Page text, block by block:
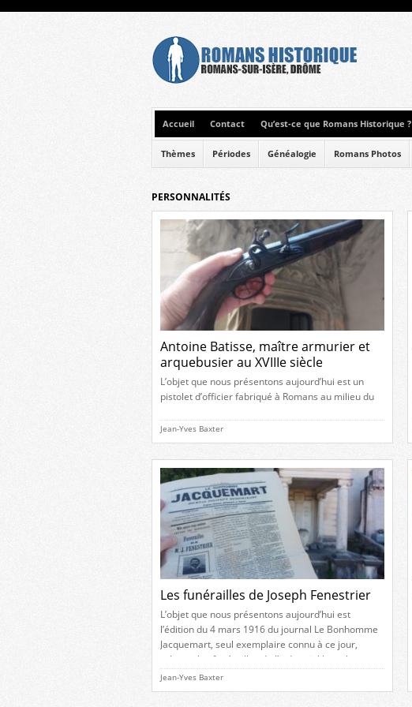
Accueil Contact Qu’est-ce que Romans Historique ?
Thèmes Périodes Généalogie Romans Photos
PERSONNALITÉS
Antoine Batisse, maître armurier et
arquebusier au XVIIIe siècle
L’objet que nous présentons aujourd’hui est un
pistolet d’officier fabriqué à Romans au milieu du
arme de cette époque provenant de notre ville.
Une signature romanaise Un pistolet à silex
d’officier, long de 34 centimètres et daté des
environs de 1760, suffit à rouvrir tout un […]
Jean-Yves Baxter
Les funérailles de Joseph Fenestrier
L’objet que nous présentons aujourd’hui est
l’édition du 4 mars 1916 du journal Le Bonhomme
Jacquemart, seul exemplaire connu à ce jour,
relatant les funérailles de l’industriel Joseph
Fenestrier. La naissance d’un destin Lorsqu’il
disparaît brutalement, le 25 février 1916, en son
Jean-Yves Baxter